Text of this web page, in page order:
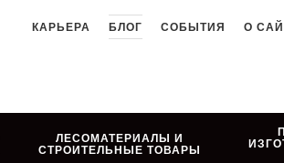
КАРЬЕРА БЛОГ СОБЫТИЯ О
ЛЕСОМАТЕРИАЛЫ И
СТРОИТЕЛЬНЫЕ ТОВАРЫ